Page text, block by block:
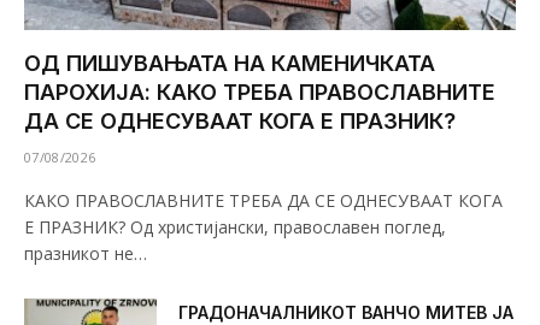
ОД ПИШУВАЊАТА НА КАМЕНИЧКАТА
ПАРОХИЈА: КАКО ТРЕБА ПРАВОСЛАВНИТЕ
ДА СЕ ОДНЕСУВААТ КОГА Е ПРАЗНИК?
07/08/2026
КАКО ПРАВОСЛАВНИТЕ ТРЕБА ДА СЕ ОДНЕСУВААТ КОГА
Е ПРАЗНИК? Од христијански, православен поглед,
празникот не…
ГРАДОНАЧАЛНИКОТ ВАНЧО МИТЕВ ЈА